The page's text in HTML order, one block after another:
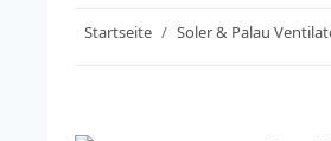
Startseite Soler & Palau